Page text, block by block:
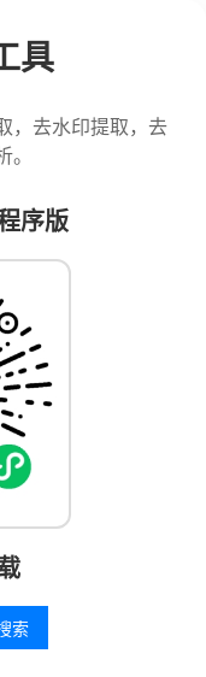
具
，去水印提取，去
序版
索